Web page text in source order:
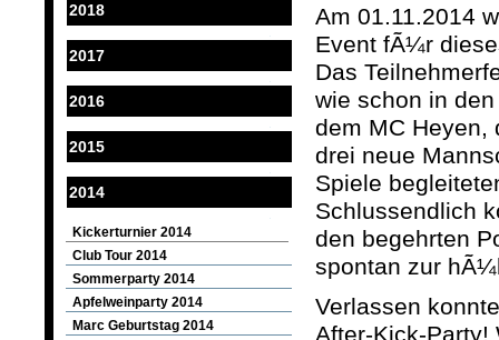
2018
2017
2016
2015
2014
Kickerturnier 2014
Club Tour 2014
Sommerparty 2014
Apfelweinparty 2014
Marc Geburtstag 2014
Am 01.11.2014
Event fÃ¼r
Das
wie schon in
dem MC Heyen,
drei neue
Spiele
Schlussendlich
den begehrten
spontan zur
Verlassen
After-Kick-Party!